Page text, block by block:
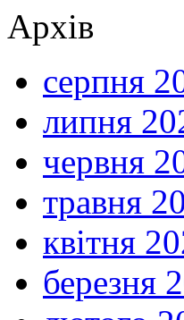
Архів
серпня
липня
червня
травня
квітня
березня